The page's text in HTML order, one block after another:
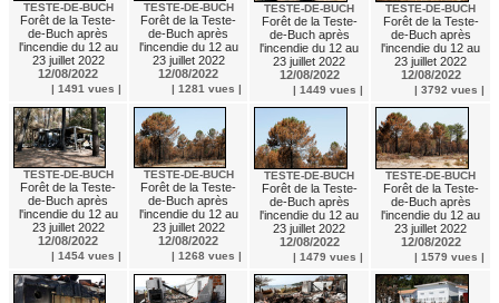
TESTE-DE-BUCH
Forêt de la Teste-
de-Buch après
l'incendie du 12 au
23 juillet 2022
12/08/2022
| 1491 vues |
TESTE-DE-BUCH
Forêt de la Teste-
de-Buch après
l'incendie du 12 au
23 juillet 2022
12/08/2022
| 1281 vues |
TESTE-DE-BUCH
Forêt de la Teste-
de-Buch après
l'incendie du 12 au
23 juillet 2022
12/08/2022
| 1449 vues |
TESTE-DE-BUCH
Forêt de la Teste-
de-Buch après
l'incendie du 12 au
23 juillet 2022
12/08/2022
| 3792 vues |
TESTE-DE-BUCH
Forêt de la Teste-
de-Buch après
l'incendie du 12 au
23 juillet 2022
12/08/2022
| 1454 vues |
TESTE-DE-BUCH
Forêt de la Teste-
de-Buch après
l'incendie du 12 au
23 juillet 2022
12/08/2022
| 1268 vues |
TESTE-DE-BUCH
Forêt de la Teste-
de-Buch après
l'incendie du 12 au
23 juillet 2022
12/08/2022
| 1479 vues |
TESTE-DE-BUCH
Forêt de la Teste-
de-Buch après
l'incendie du 12 au
23 juillet 2022
12/08/2022
| 1579 vues |